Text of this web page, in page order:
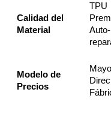
Calidad del
Material
TPU
Auto-
Modelo de
Precios